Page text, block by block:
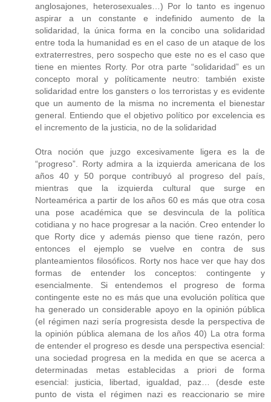
anglosajones, heterosexuales…) Por lo tanto es ingenuo
aspirar a un constante e indefinido aumento de la
solidaridad, la única forma en la concibo una solidaridad
entre toda la humanidad es en el caso de un ataque de los
extraterrestres, pero sospecho que este no es el caso que
tiene en mientes Rorty. Por otra parte “solidaridad” es un
concepto moral y políticamente neutro: también existe
solidaridad entre los gansters o los terroristas y es evidente
que un aumento de la misma no incrementa el bienestar
general. Entiendo que el objetivo político por excelencia es
el incremento de la justicia, no de la solidaridad
Otra noción que juzgo excesivamente ligera es la de
“progreso”. Rorty admira a la izquierda americana de los
años 40 y 50 porque contribuyó al progreso del país,
mientras que la izquierda cultural que surge en
Norteamérica a partir de los años 60 es más que otra cosa
una pose académica que se desvincula de la política
cotidiana y no hace progresar a la nación. Creo entender lo
que Rorty dice y además pienso que tiene razón, pero
entonces el ejemplo se vuelve en contra de sus
planteamientos filosóficos. Rorty nos hace ver que hay dos
formas de entender los conceptos: contingente y
esencialmente. Si entendemos el progreso de forma
contingente este no es más que una evolución política que
ha generado un considerable apoyo en la opinión pública
(el régimen nazi sería progresista desde la perspectiva de
la opinión pública alemana de los años 40) La otra forma
de entender el progreso es desde una perspectiva esencial:
una sociedad progresa en la medida en que se acerca a
determinadas metas establecidas a priori de forma
esencial: justicia, libertad, igualdad, paz… (desde este
punto de vista el régimen nazi es reaccionario se mire